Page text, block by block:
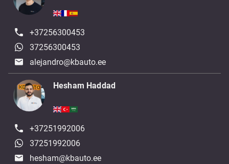
+37256300453
37256300453
alejandro@kbauto.ee
Hesham Haddad
+37251992006
37251992006
hesham@kbauto.ee